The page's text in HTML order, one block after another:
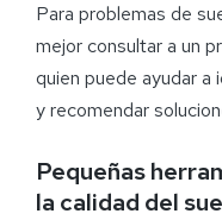
Para problemas de
mejor consultar a un
quien puede ayudar a
y recomendar
Pequeñas
la calidad del